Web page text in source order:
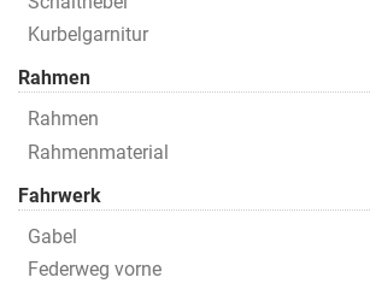
Kurbelgarnitur
Rahmen
Rahmen
Rahmenmaterial
Fahrwerk
Gabel
Federweg vorne